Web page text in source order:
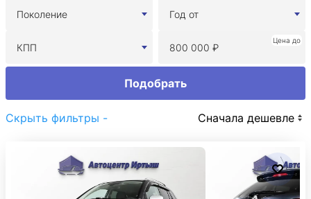
Поколение Год от
КПП
Цена до
Подобрать
Скрыть фильтры - Сначала дешевле